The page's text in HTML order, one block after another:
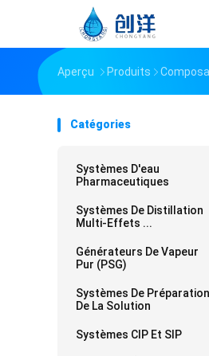
Aperçu Produits
Catégories
Systèmes D'eau
Pharmaceutiques
Systèmes De Distillation
Multi-Effets ...
Générateurs De Vapeur
Pur (PSG)
Systèmes De Préparation
De La Solution
Systèmes CIP Et SIP